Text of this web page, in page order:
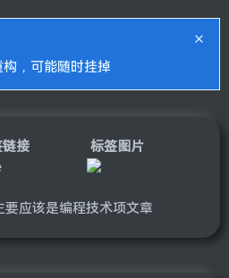
，可能随时挂掉
接
标签图片
应该是编程技术项文章